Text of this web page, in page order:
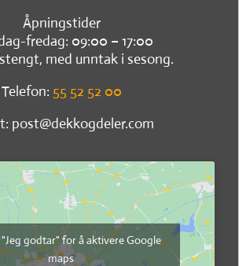
Åpningstider
fredag: 09:00 – 17:00
med unntak i sesong.
Telefon: 55 52 52 00
post@dekkogdeler.com
godtar" for å aktivere Google
maps